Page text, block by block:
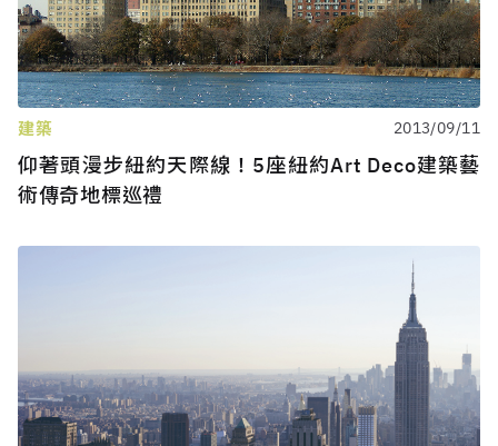
建築 2013/09/11
仰著頭漫步紐約天際線！5座紐約Art Deco建築藝
術傳奇地標巡禮